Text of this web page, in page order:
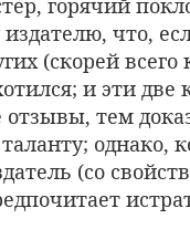
горячий
что,
(скорей всего
и эти две
тем
однако,
(со